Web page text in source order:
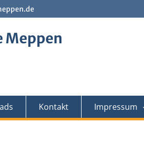
Meppen
Kontakt Impressum